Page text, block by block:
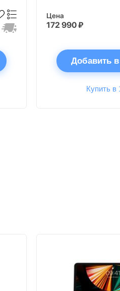
Цена
172 990 ₽
Добавить
Купить в